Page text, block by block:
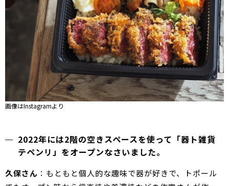
画像はInstagramより
2022年には2階の空きスペースを使って「器ト雑貨
テペンリ」をオープンなさいました。
久保さん ：もともと個人的な趣味で器が好きで、トポール